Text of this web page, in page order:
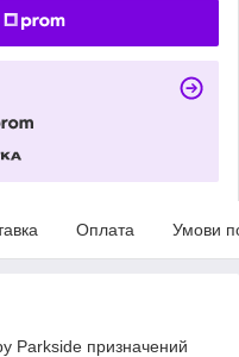
Оплата Умови
Parkside призначений